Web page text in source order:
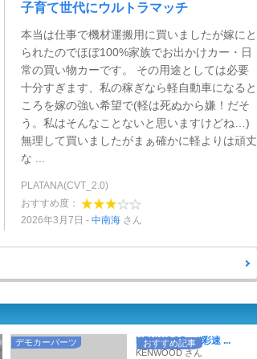
子育て世代にウルトラマッチ
本当は仕事で機材運搬用に買いましたが嫁にと
られたのでほぼ100%家族でお出かけカー・日
常の買い物カーです。 その用途としては必要
十分すぎます、私の稼ぎなら軽自動車になると
ころを嫁の強い希望で(軽は死ぬから嫌！だそ
う。私はそんなことないと思いますけどね…)
無理して買いましたがまぁ確かに軽よりは頑丈
な ...
PLATANA(CVT_2.0)
おすすめ度：
2026年3月7日
中南海 さん
デモカーパーツ おすすめ記事
KENWOODの“彩速 ...
KENWOOD さん